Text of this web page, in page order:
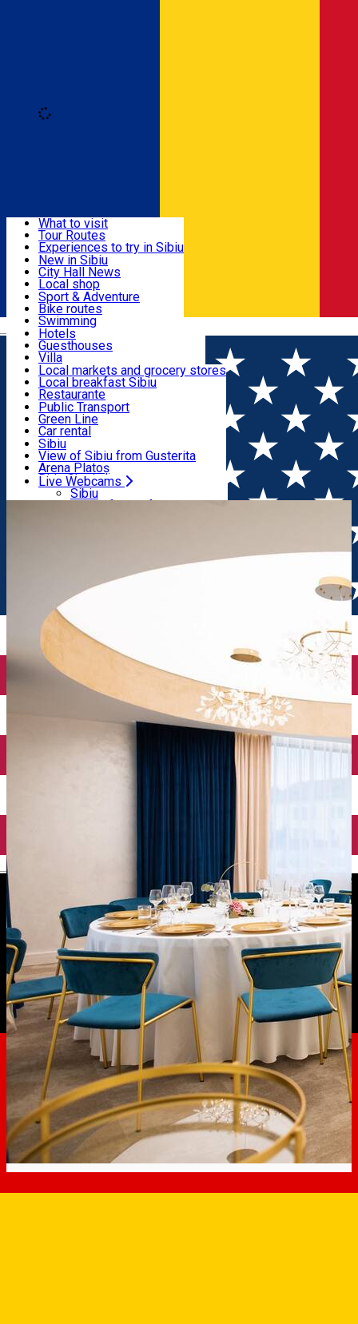
Română
English
Useful info
Activities & Adventure
Accommodation
Food, Drinks & Nightlife
Transport & Parking
Live Webcams
What to visit
Tour Routes
Experiences to try in Sibiu
Podcast
Culture
Museums
Churches
Parks, Zoo
County of Sibiu
New in Sibiu
City Hall News
Local shop
Sibiu artisans
Sibiul Verde
Public services
Education
How do I get to Sibiu
Tourist Info
Tour Guides
Guided tours
Publicații locale
Beauty salons
Sport & Adventure
Bike routes
Swimming
Riding
Indoor activities
Loc de joacă indoor
Loc de joacă outdoor
Ski
Ice skating
Yoga
Hotels
Guesthouses
Villa
Hostels
Motel
Camping
Renting rooms
Rooms for rent
Accommodation outside Sibiu
Local markets and grocery stores
Local breakfast Sibiu
Restaurante
Pizza
Fast Food
Coffee
Sweets
Pub, Bar
Night clubs
Bakeries
Public Transport
Green Line
Car rental
Rent a bike
Scooter rentals
Taxi
Ride Sharing
Parking tickets
Parking places
Sibiu
View of Sibiu from Gusterita
Arena Platoș
Live Webcams
Sibiu
View of Sibiu from Gusterita
Home Activities in Sibiu County Thyme Events